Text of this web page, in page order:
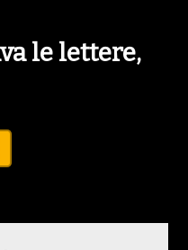
le lettere,